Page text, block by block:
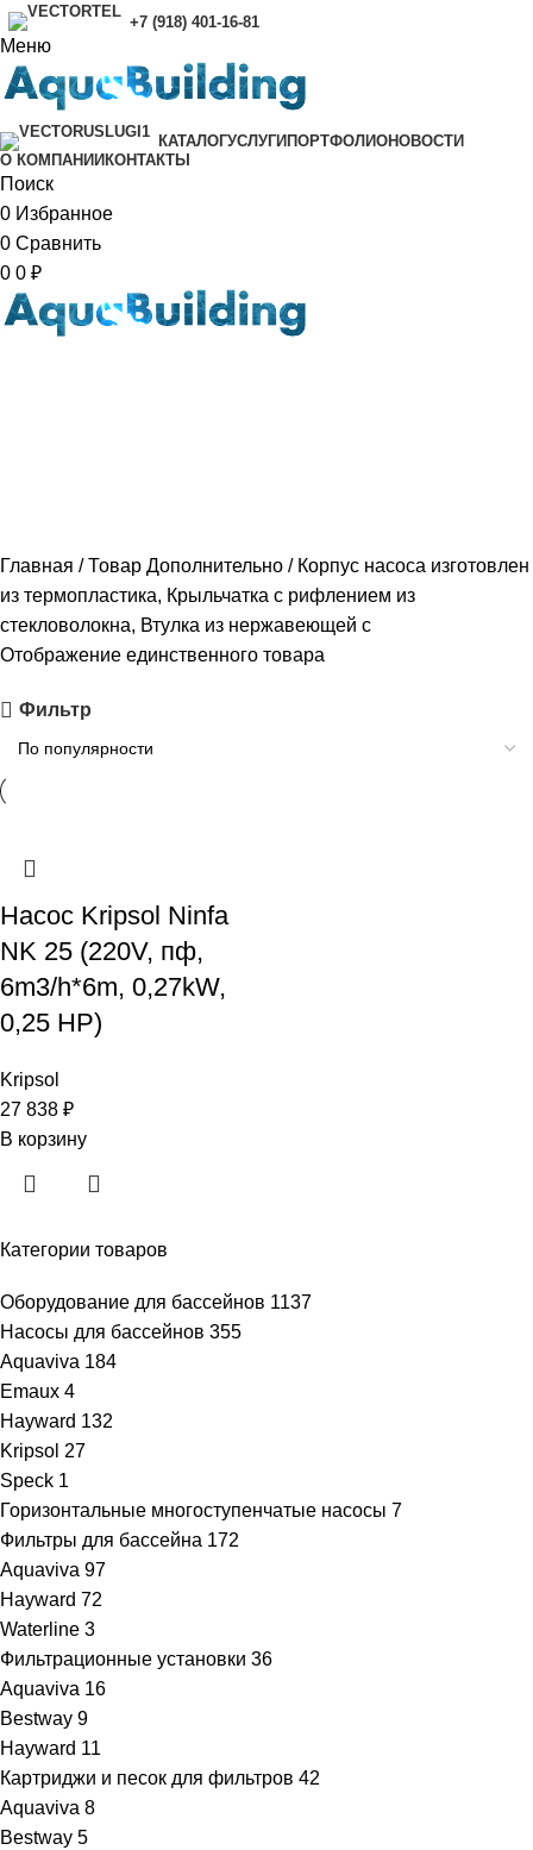
+7 (918) 401-16-81
Меню
КАТАЛОГУСЛУГИПОРТФОЛИОНОВОСТИ
O КОМПАНИИКОНТАКТЫ
Поиск
0 Избранное
0 Сравнить
0 0 ₽
Категории товаров
Оборудование для бассейнов 1137
Насосы для бассейнов 355
Aquaviva 184
Emaux 4
Hayward 132
Kripsol 27
Speck 1
Горизонтальные многоступенчатые насосы 7
Фильтры для бассейна 172
Aquaviva 97
Hayward 72
Waterline 3
Фильтрационные установки 36
Aquaviva 16
Bestway 9
Hayward 11
Картриджи и песок для фильтров 42
Aquaviva 8
Bestway 5
Главная Товар Дополнительно
Корпус насоса изготовлен
из термопластика, Крыльчатка с рифлением из
стекловолокна, Втулка из нержавеющей с
Отображение единственного товара
Фильтр
Насос Kripsol Ninfa
NK 25 (220V, пф,
6m3/h*6m, 0,27kW,
0,25 HP)
Kripsol
27 838 ₽
В корзину